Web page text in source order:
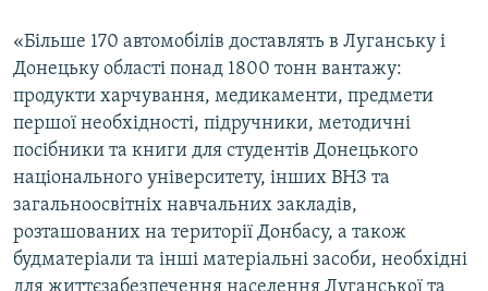
«Більше 170 автомобілів доставлять в Луганську і
Донецьку області понад 1800 тонн вантажу:
продукти харчування, медикаменти, предмети
першої необхідності, підручники, методичні
посібники та книги для студентів Донецького
національного університету, інших ВНЗ та
загальноосвітніх навчальних закладів,
розташованих на території Донбасу, а також
будматеріали та інші матеріальні засоби, необхідні